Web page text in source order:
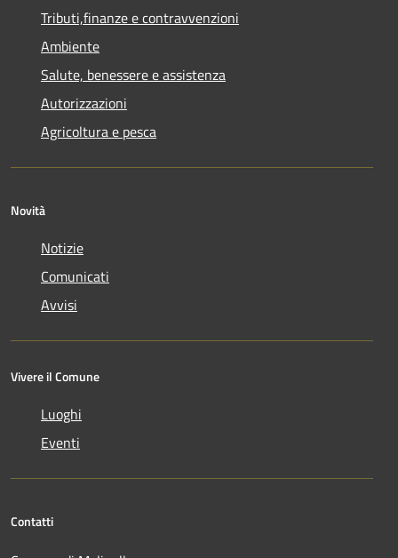
Tributi,finanze e contravvenzioni
Ambiente
Salute, benessere e assistenza
Autorizzazioni
Agricoltura e pesca
Novità
Notizie
Comunicati
Avvisi
Vivere il Comune
Luoghi
Eventi
Contatti